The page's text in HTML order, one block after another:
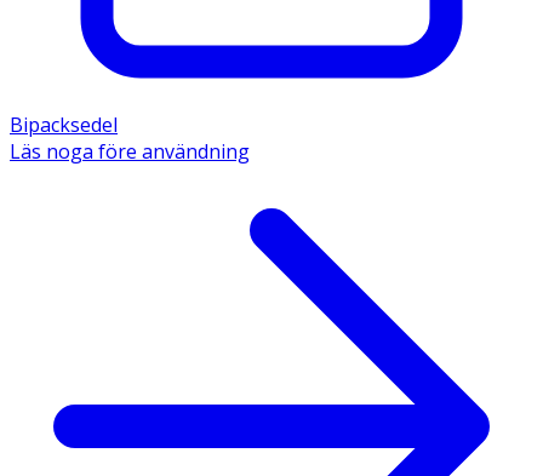
Bipacksedel
Läs noga före användning